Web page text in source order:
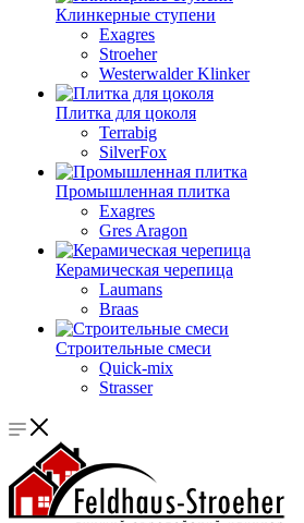
Клинкерные ступени
Exagres
Stroeher
Westerwalder Klinker
Плитка для цоколя
Terrabig
SilverFox
Промышленная плитка
Exagres
Gres Aragon
Керамическая черепица
Laumans
Braas
Строительные смеси
Quick-mix
Strasser